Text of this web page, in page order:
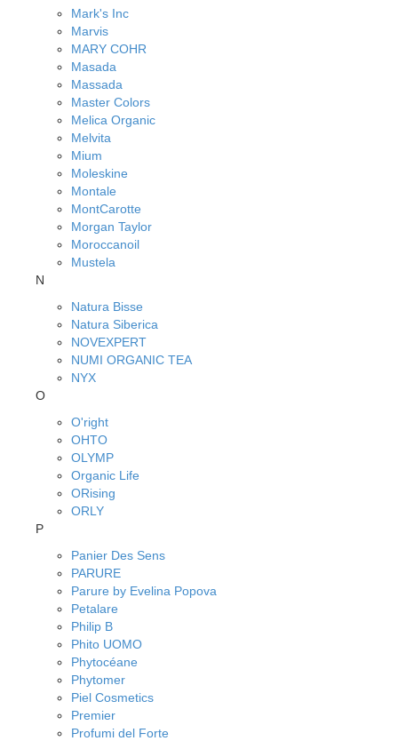
Mark's Inc
Marvis
MARY COHR
Masada
Massada
Master Colors
Melica Organic
Melvita
Mium
Moleskine
Montale
MontCarotte
Morgan Taylor
Moroccanoil
Mustela
N
Natura Bisse
Natura Siberica
NOVEXPERT
NUMI ORGANIC TEA
NYX
O
O'right
OHTO
OLYMP
Organic Life
ORising
ORLY
P
Panier Des Sens
PARURE
Parure by Evelina Popova
Petalare
Philip B
Phito UOMO
Phytocéane
Phytomer
Piel Cosmetics
Premier
Profumi del Forte